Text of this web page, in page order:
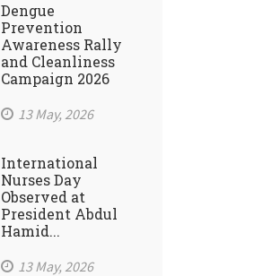
Dengue
Prevention
Awareness Rally
and Cleanliness
Campaign 2026
13 May, 2026
International
Nurses Day
Observed at
President Abdul
Hamid...
13 May, 2026